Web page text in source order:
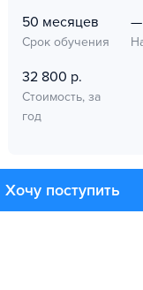
50 месяцев
Срок обучения
—
32 800 р.
Стоимость, за
год
Хочу поступить